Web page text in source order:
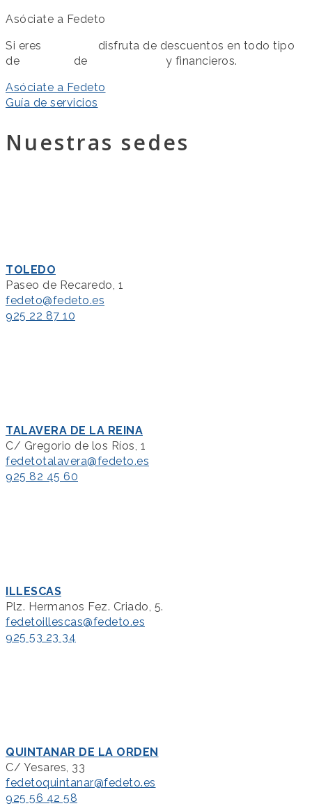
Asóciate a Fedeto
Si eres
disfruta de descuentos en todo tipo
de
de
y financieros.
Asóciate a Fedeto
Guía de servicios
Nuestras sedes
TOLEDO
Paseo de Recaredo, 1
fedeto@fedeto.es
925 22 87 10
TALAVERA DE LA REINA
C/ Gregorio de los Ríos, 1
fedetotalavera@fedeto.es
925 82 45 60
ILLESCAS
Plz. Hermanos Fez. Criado, 5.
fedetoillescas@fedeto.es
925 53 23 34
QUINTANAR DE LA ORDEN
C/ Yesares, 33
fedetoquintanar@fedeto.es
925 56 42 58